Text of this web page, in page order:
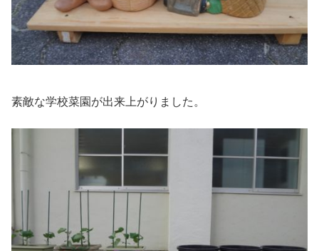
素敵な学校菜園が出来上がりました。